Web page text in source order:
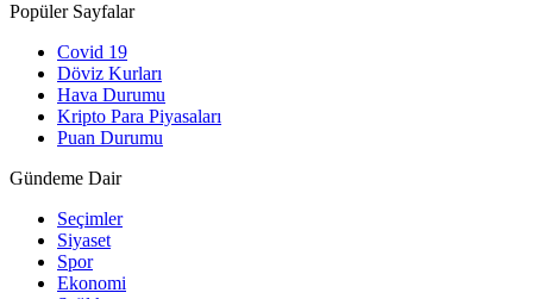
Popüler Sayfalar
Covid 19
Döviz Kurları
Hava Durumu
Kripto Para Piyasaları
Puan Durumu
Gündeme Dair
Seçimler
Siyaset
Spor
Ekonomi